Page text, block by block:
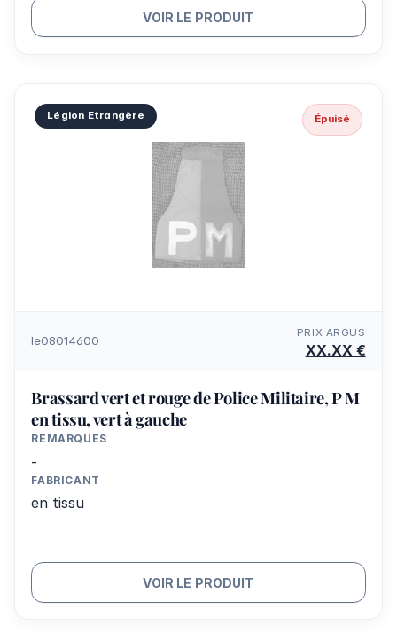
VOIR LE PRODUIT
Légion Etrangère Épuisé
le08014600
PRIX ARGUS
XX.XX €
Brassard vert et rouge de Police Militaire, P M
en tissu, vert à gauche
REMARQUES
-
FABRICANT
en tissu
VOIR LE PRODUIT